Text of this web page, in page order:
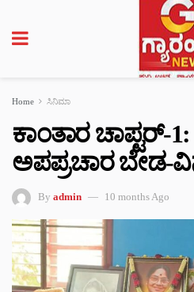
Home ಸಿನಿಮಾ
ಕಾಂತಾರ ಚಾಪ್ಟರ್-
ಅಪಪ್ರಚಾರ
By admin 10 months Ago